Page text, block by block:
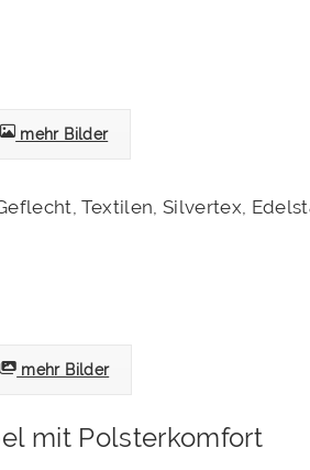
mehr Bilder
Textilen, Silvertex,
mehr Bilder
mit Polsterkomfort